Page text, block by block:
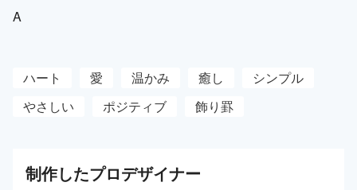
A
ハート 愛 温かみ 癒し
シンプル
やさしい
ポジティブ 飾り罫
制作したプロデザイナー